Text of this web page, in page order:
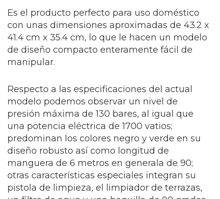
Es el producto perfecto para uso doméstico
con unas dimensiones aproximadas de 43.2 x
41.4 cm x 35.4 cm, lo que le hacen un modelo
de diseño compacto enteramente fácil de
manipular.
Respecto a las especificaciones del actual
modelo podemos observar un nivel de
presión máxima de 130 bares, al igual que
una potencia eléctrica de 1700 vatios;
predominan los colores negro y verde en su
diseño robusto así como longitud de
manguera de 6 metros en generala de 90;
otras características especiales integran su
pistola de limpieza, el limpiador de terrazas,